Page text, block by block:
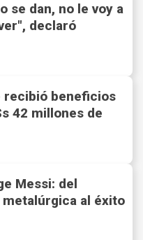
se dan, no le voy a
declaró
recibió beneficios
42 millones de
Messi: del
al éxito